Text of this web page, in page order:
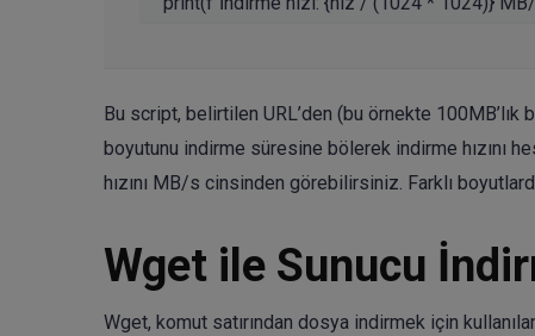
Bu script, belirtilen URL’den (bu örnekte
boyutunu indirme süresine bölerek indirme hızını
hızını MB/s cinsinden görebilirsiniz. Farklı
Wget ile Sunucu
Wget, komut satırından dosya indirmek için